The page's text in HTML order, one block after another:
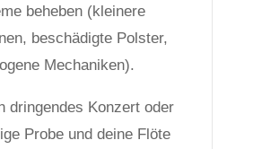
beheben (kleinere
beschädigte Polster,
Mechaniken).
dringendes Konzert oder
Probe und deine Flöte